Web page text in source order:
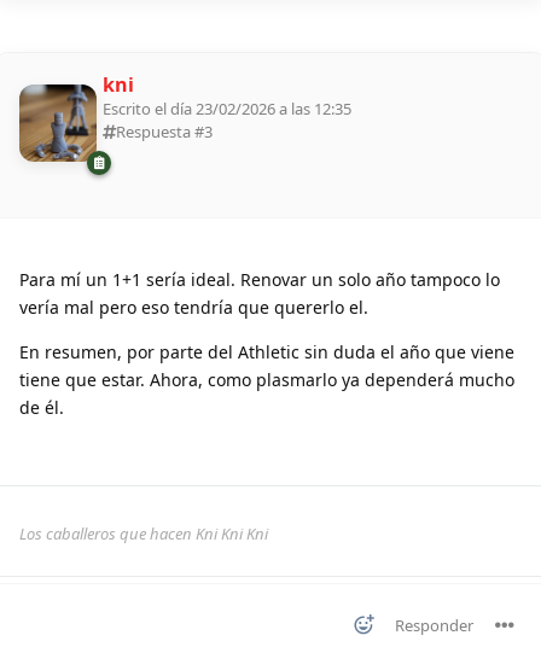
kni
Escrito el día 23/02/2026 a las 12:35
Respuesta #3
Para mí un 1+1 sería ideal. Renovar un solo año tampoco lo
vería mal pero eso tendría que quererlo el.
En resumen, por parte del Athletic sin duda el año que viene
tiene que estar. Ahora, como plasmarlo ya dependerá mucho
de él.
Los caballeros que hacen Kni Kni Kni
Responder